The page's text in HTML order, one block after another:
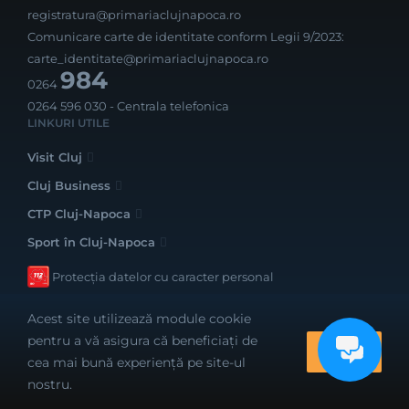
registratura@primariaclujnapoca.ro
Comunicare carte de identitate conform Legii 9/2023:
carte_identitate@primariaclujnapoca.ro
0264984
0264 596 030 - Centrala telefonica
LINKURI UTILE
Visit Cluj
Cluj Business
CTP Cluj-Napoca
Sport în Cluj-Napoca
Protecția datelor cu caracter personal
Realizat cu bune intenții de către
Acest site utilizează module cookie
pentru a vă asigura că beneficiați de
cea mai bună experiență pe site-ul
nostru.
OK